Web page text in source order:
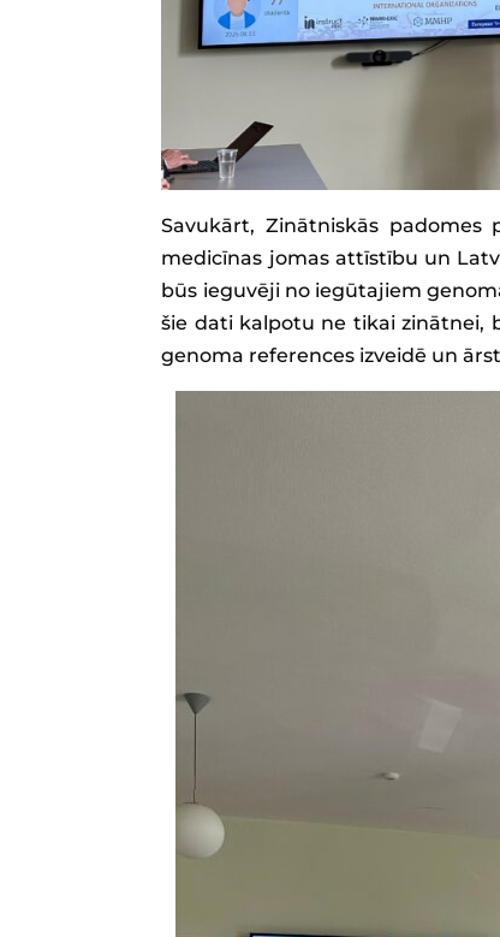
Savukārt, Zinātniskās padomes
medicīnas jomas attīstību un
būs ieguvēji no iegūtajiem
šie dati kalpotu ne tikai zinātnei,
genoma references izveidē un